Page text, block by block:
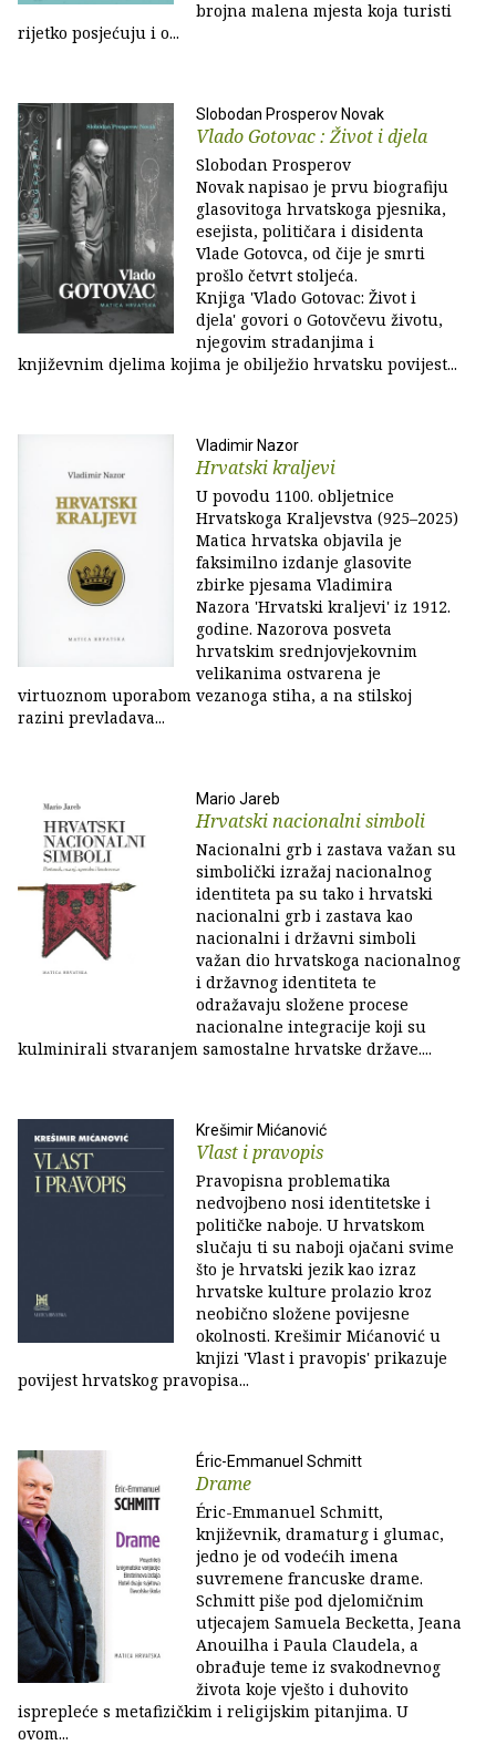
brojna malena mjesta koja turisti
rijetko posjećuju i o...
Slobodan Prosperov Novak
Vlado Gotovac : Život i djela
Slobodan Prosperov
Novak napisao je prvu biografiju
glasovitoga hrvatskoga pjesnika,
esejista, političara i disidenta
Vlade Gotovca, od čije je smrti
prošlo četvrt stoljeća.
Knjiga 'Vlado Gotovac: Život i
djela' govori o Gotovčevu životu,
njegovim stradanjima i
književnim djelima kojima je obilježio hrvatsku povijest...
Vladimir Nazor
Hrvatski kraljevi
U povodu 1100. obljetnice
Hrvatskoga Kraljevstva (925–2025)
Matica hrvatska objavila je
faksimilno izdanje glasovite
zbirke pjesama Vladimira
Nazora 'Hrvatski kraljevi' iz 1912.
godine. Nazorova posveta
hrvatskim srednjovjekovnim
velikanima ostvarena je
virtuoznom uporabom vezanoga stiha, a na stilskoj
razini prevladava...
Mario Jareb
Hrvatski nacionalni simboli
Nacionalni grb i zastava važan su
simbolički izražaj nacionalnog
identiteta pa su tako i hrvatski
nacionalni grb i zastava kao
nacionalni i državni simboli
važan dio hrvatskoga nacionalnog
i državnog identiteta te
odražavaju složene procese
nacionalne integracije koji su
kulminirali stvaranjem samostalne hrvatske države....
Krešimir Mićanović
Vlast i pravopis
Pravopisna problematika
nedvojbeno nosi identitetske i
političke naboje. U hrvatskom
slučaju ti su naboji ojačani svime
što je hrvatski jezik kao izraz
hrvatske kulture prolazio kroz
neobično složene povijesne
okolnosti. Krešimir Mićanović u
knjizi 'Vlast i pravopis' prikazuje
povijest hrvatskog pravopisa...
Éric-Emmanuel Schmitt
Drame
Éric-Emmanuel Schmitt,
književnik, dramaturg i glumac,
jedno je od vodećih imena
suvremene francuske drame.
Schmitt piše pod djelomičnim
utjecajem Samuela Becketta, Jeana
Anouilha i Paula Claudela, a
obrađuje teme iz svakodnevnog
života koje vješto i duhovito
isprepleće s metafizičkim i religijskim pitanjima. U
ovom...